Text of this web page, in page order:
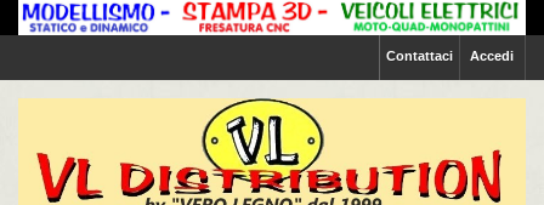
Accedi
Contattaci